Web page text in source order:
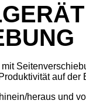
auf der
heraus und